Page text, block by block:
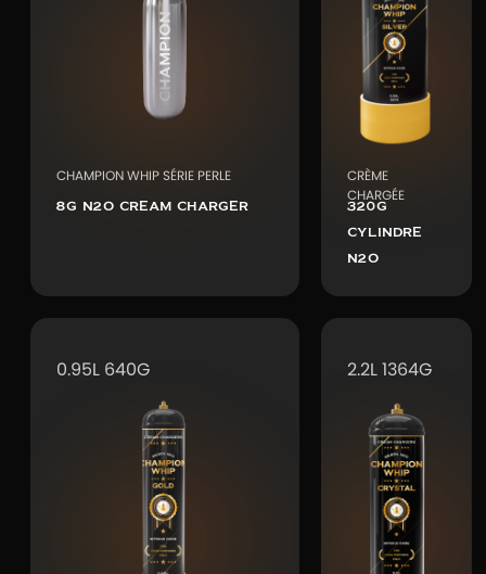
CHAMPION WHIP SÉRIE PERLE
8G N2O CREAM CHARGER
CRÈME
CHARGÉE
320G
CYLINDRE
N2O
0.95L 640G 2.2L 1364G